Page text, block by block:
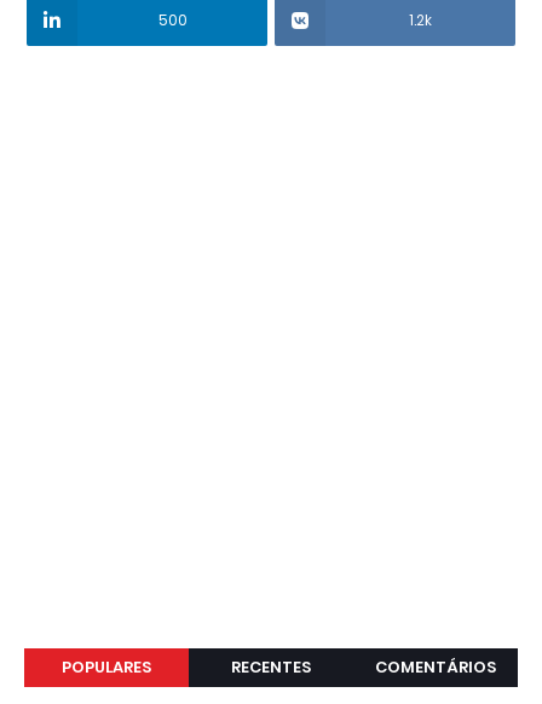
500 1.2k
POPULARES RECENTES COMENTÁRIOS